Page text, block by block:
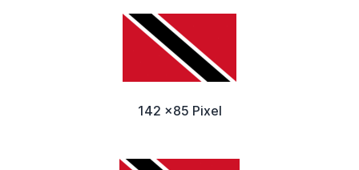
142 x85 Pixel